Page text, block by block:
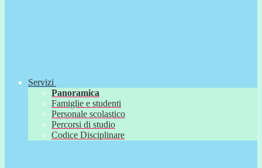
Servizi
Panoramica
Famiglie e studenti
Personale scolastico
Percorsi di studio
Codice Disciplinare